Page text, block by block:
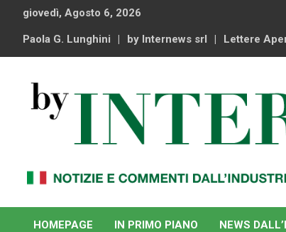
content
giovedì, Agosto 6, 2026
Paola G. Lunghini by Internews srl Lettere
By Internews
internazionale
HOMEPAGE
IN PRIMO PIANO NEWS